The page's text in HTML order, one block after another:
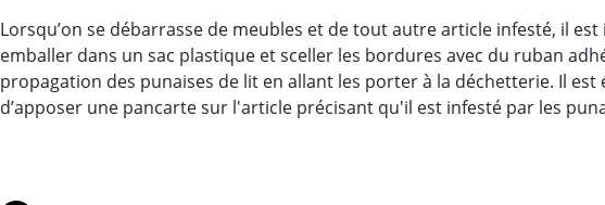
Lorsqu’on se débarrasse de meubles et de tout autre article infesté, il
emballer dans un sac plastique et sceller les bordures avec du ruban
propagation des punaises de lit en allant les porter à la déchetterie. Il
d’apposer une pancarte sur l'article précisant qu'il est infesté par les